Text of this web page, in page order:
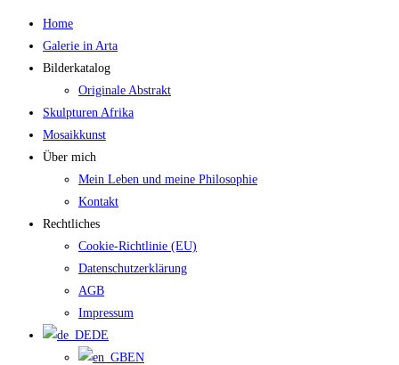
Zum
Inhalt
springen
Home
Galerie in Arta
Bilderkatalog
Originale Abstrakt
Skulpturen Afrika
Mosaikkunst
Über mich
Mein Leben und meine Philosophie
Kontakt
Rechtliches
Cookie-Richtlinie (EU)
Datenschutzerklärung
AGB
Impressum
DE
EN